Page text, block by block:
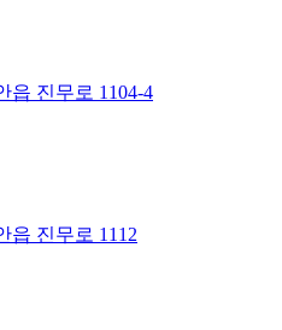
읍 진무로 1104-4
읍 진무로 1112